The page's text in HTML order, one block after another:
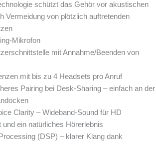
schützt das Gehör vor akustischen
Vermeidung von plötzlich auftretenden
Mikrofon
mit Annahme/Beenden von
mit bis zu 4 Headsets pro Anruf
Pairing bei Desk-Sharing – einfach an der
Clarity – Wideband-Sound für HD
und ein natürliches Hörerlebnis
(DSP) – klarer Klang dank